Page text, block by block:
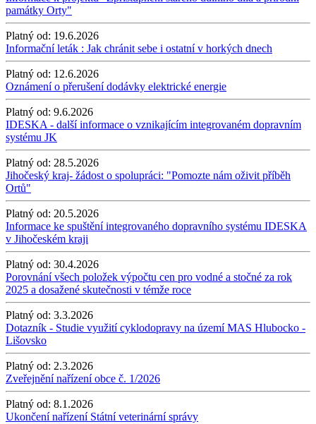
památky Orty"
Platný od: 19.6.2026
Informační leták : Jak chránit sebe i ostatní v horkých dnech
Platný od: 12.6.2026
Oznámení o přerušení dodávky elektrické energie
Platný od: 9.6.2026
IDESKA - další informace o vznikajícím integrovaném dopravním
systému JK
Platný od: 28.5.2026
Jihočeský kraj- žádost o spolupráci: "Pomozte nám oživit příběh
Ortů"
Platný od: 20.5.2026
Informace ke spuštění integrovaného dopravního systému IDESKA
v Jihočeském kraji
Platný od: 30.4.2026
Porovnání všech položek výpočtu cen pro vodné a stočné za rok
2025 a dosažené skutečnosti v témže roce
Platný od: 3.3.2026
Dotazník - Studie využití cyklodopravy na území MAS Hlubocko -
Lišovsko
Platný od: 2.3.2026
Zveřejnění nařízení obce č. 1/2026
Platný od: 8.1.2026
Ukončení nařízení Státní veterinární správy